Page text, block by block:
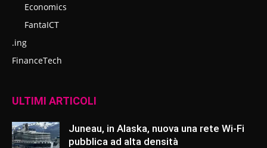
Economics
FantaICT
.ing
FinanceTech
ULTIMI ARTICOLI
Juneau, in Alaska, nuova una rete Wi-Fi
pubblica ad alta densità